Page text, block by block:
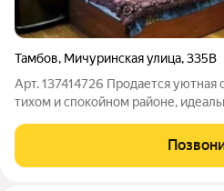
Тамбов, Мичуринская улица,335В
Арт. 137414726 Продается уютная
тихом и спокойном районе,
гарантирует высокое качество
звукоизоляцию. Квартира не